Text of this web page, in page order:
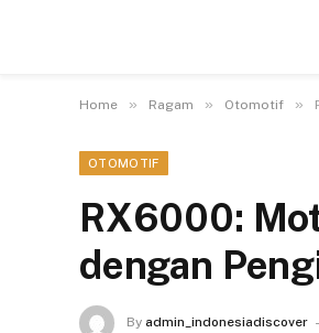
Home » Ragam » Otomotif »
OTOMOTIF
RX6000:
dengan
By admin_indonesiadiscover